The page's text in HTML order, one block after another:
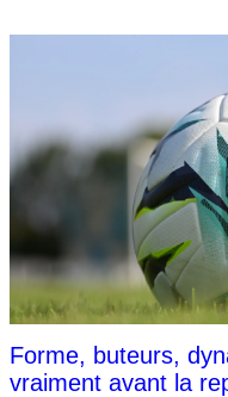
Forme, buteurs,
vraiment avant la